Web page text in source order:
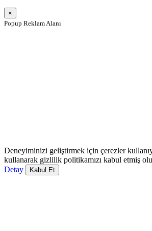
×
Popup Reklam Alanı
Deneyiminizi geliştirmek için çerezler
kullanarak gizlilik politikamızı kabul etmiş
Detay
Kabul Et